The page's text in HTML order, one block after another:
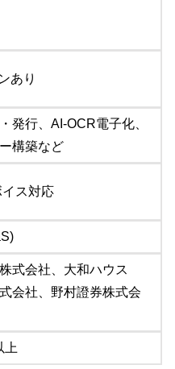
あり
発行、AI-OCR電子化、
構築など
ス対応
式会社、大和ハウス
会社、野村證券株式会
上